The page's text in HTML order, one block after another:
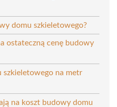
domu szkieletowego?
ostateczną cenę budowy
szkieletowego na metr
na koszt budowy domu